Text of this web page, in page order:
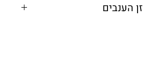
זן הענבים